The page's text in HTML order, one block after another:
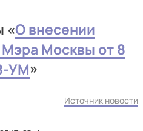
«О внесении
Москвы от 8
УМ»
Источник новости